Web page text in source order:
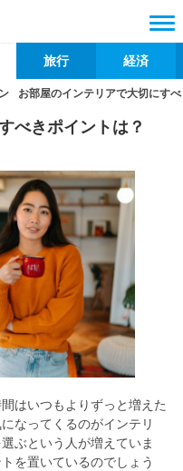
旅行 経済
お部屋のインテリアで大切にす
べきポイントは？
はいつもよりずっと増えた
なってくるのがインテリ
ぶという人が増えていま
を置いているのでしょう